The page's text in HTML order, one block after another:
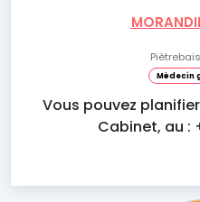
Médecin
Vous pouvez
Cabinet, au :